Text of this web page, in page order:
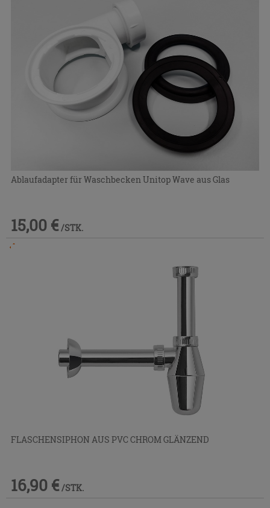
Ablaufadapter für Waschbecken Unitop Wave aus Glas
15,00 € /STK.
FLASCHENSIPHON AUS PVC CHROM GLÄNZEND
16,90 € /STK.